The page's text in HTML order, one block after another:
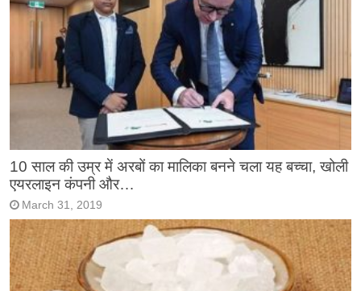
10 साल की उम्र में अरबों का मालिका बनने चला यह बच्चा, खोली
एयरलाइन कंपनी और…
March 31, 2019